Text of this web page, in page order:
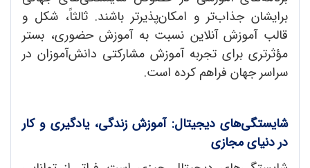
برایشان جذاب‌تر و امکان‌پذیرتر باشند. ثالثاً، شکل و
قالب آموزش آنلاین نسبت به آموزش حضوری، بستر
مؤثرتری برای تجربه آموزش مشارکتی دانش‌آموزان در
سراسر جهان فراهم کرده است.
شایستگیهای دیجیتال: آموزش زندگی، یادگیری و کار
در دنیای مجازی